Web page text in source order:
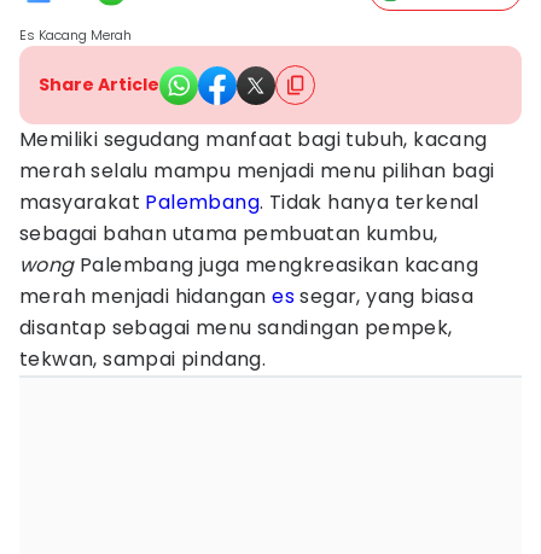
Es Kacang Merah
Share Article
Memiliki segudang manfaat bagi tubuh, kacang
merah selalu mampu menjadi menu pilihan bagi
masyarakat Palembang. Tidak hanya terkenal
sebagai bahan utama pembuatan kumbu,
wong Palembang juga mengkreasikan kacang
merah menjadi hidanganessegar, yang biasa
disantap sebagai menu sandingan pempek,
tekwan, sampai pindang.